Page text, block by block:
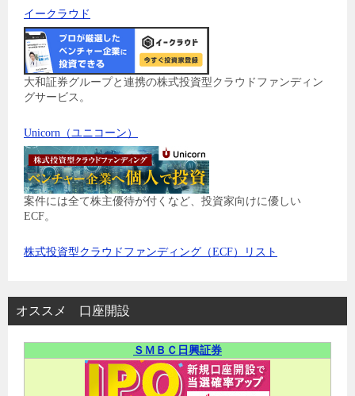
イークラウド
大和証券グループと連携の株式投資型クラウドファンディン
グサービス。
Unicorn（ユニコーン）
案件には全て株主優待が付くなど、投資家向けに優しい
ECF。
株式投資型クラウドファンディング（ECF）リスト
オススメ 口座開設
ＳＭＢＣ日興証券